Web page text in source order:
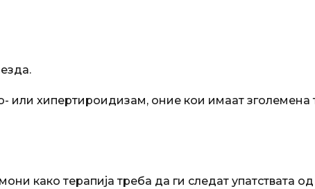
или хипертироидизам, оние кои имаат
како терапија треба да ги следат упатствата